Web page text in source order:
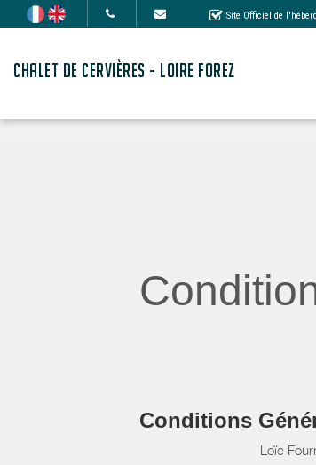
Site Officiel de
CHALET DE CERVIÈRES - LOIRE FOREZ
Conditions
Loïc